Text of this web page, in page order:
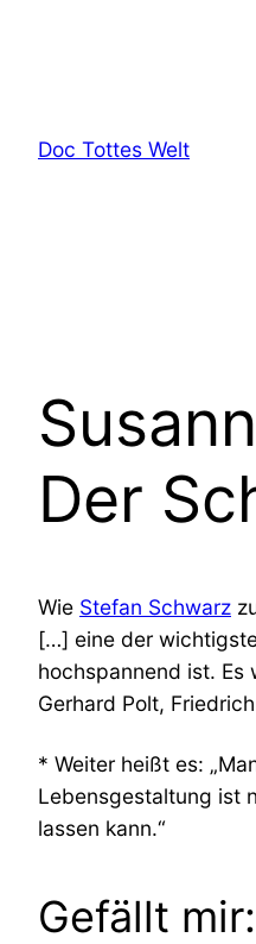
Doc Tottes Welt
Der
Wie Stefan Schwarz
[…] eine der
hochspannend ist. Es
Gerhard Polt,
* Weiter heißt es:
Lebensgestaltung ist
lassen kann.“
Gefällt mir: